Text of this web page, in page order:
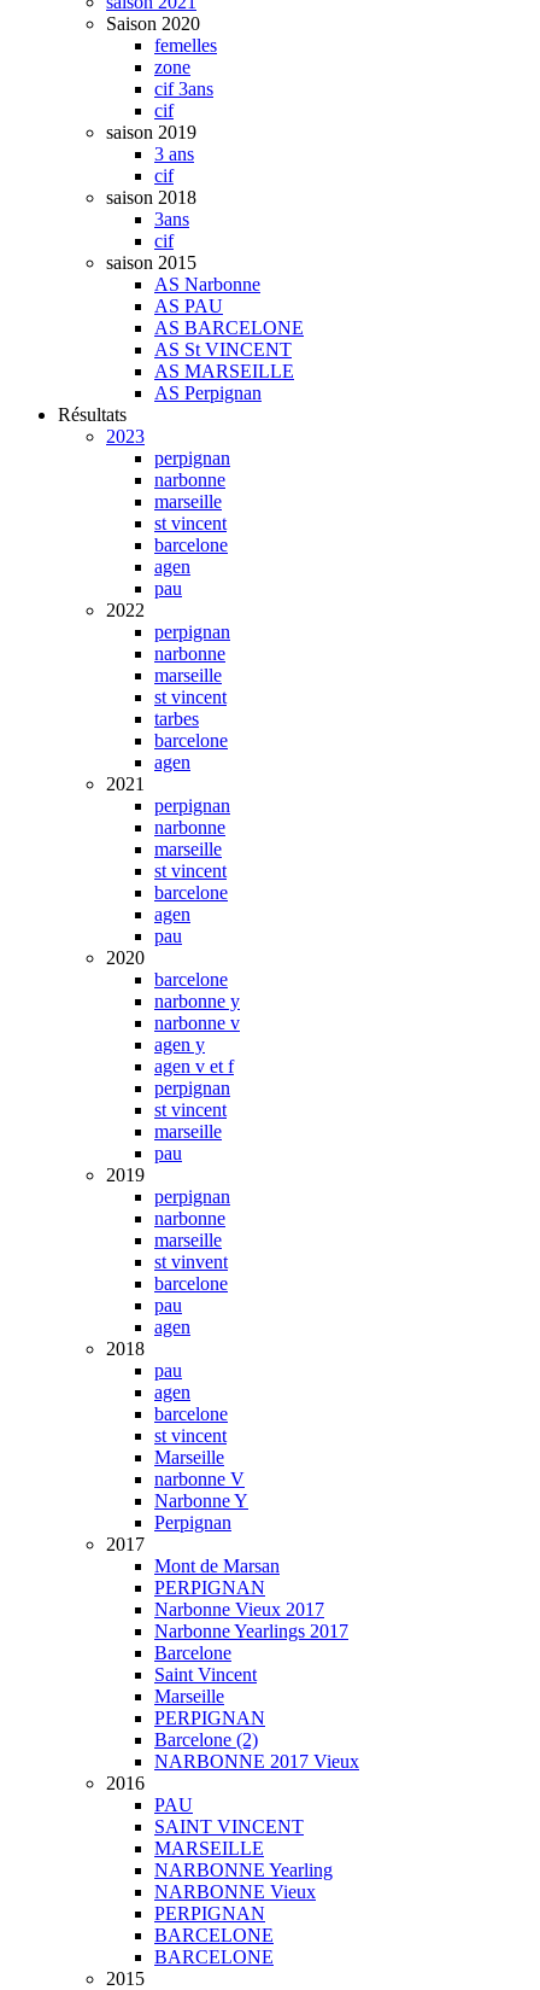
Saison 2020
femelles
zone
cif 3ans
cif
saison 2019
3 ans
cif
saison 2018
3ans
cif
saison 2015
AS Narbonne
AS PAU
AS BARCELONE
AS St VINCENT
AS MARSEILLE
AS Perpignan
Résultats
2023
perpignan
narbonne
marseille
st vincent
barcelone
agen
pau
2022
perpignan
narbonne
marseille
st vincent
tarbes
barcelone
agen
2021
perpignan
narbonne
marseille
st vincent
barcelone
agen
pau
2020
barcelone
narbonne y
narbonne v
agen y
agen v et f
perpignan
st vincent
marseille
pau
2019
perpignan
narbonne
marseille
st vinvent
barcelone
pau
agen
2018
pau
agen
barcelone
st vincent
Marseille
narbonne V
Narbonne Y
Perpignan
2017
Mont de Marsan
PERPIGNAN
Narbonne Vieux 2017
Narbonne Yearlings 2017
Barcelone
Saint Vincent
Marseille
PERPIGNAN
Barcelone (2)
NARBONNE 2017 Vieux
2016
PAU
SAINT VINCENT
MARSEILLE
NARBONNE Yearling
NARBONNE Vieux
PERPIGNAN
BARCELONE
BARCELONE
2015